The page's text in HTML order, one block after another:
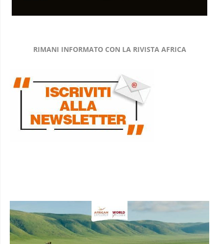
RIMANI INFORMATO CON LA RIVISTA AFRICA